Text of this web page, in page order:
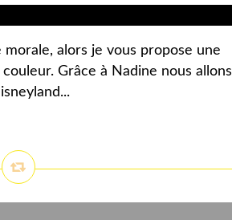
alors je vous propose une
Grâce à Nadine nous allons